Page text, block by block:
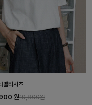
벨티셔츠
원19,800원